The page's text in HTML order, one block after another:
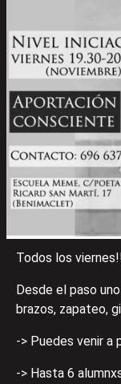
Todos los
Desde el paso
brazos, zapateo,
-> Puedes venir a
-> Hasta 6